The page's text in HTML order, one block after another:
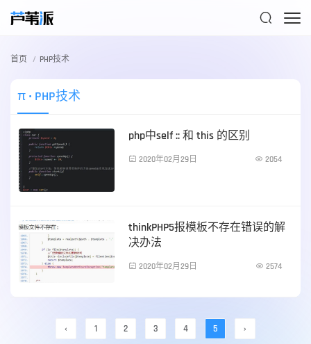

首页 PHP技术
π • PHP技术
PHP技术
php中self :: 和 this 的区别
 2020年02月29日  2054
PHP技术
thinkPHP5报模板不存在错误的解
决办法
 2020年02月29日  2574
‹ 1 2 3 4 5 ›